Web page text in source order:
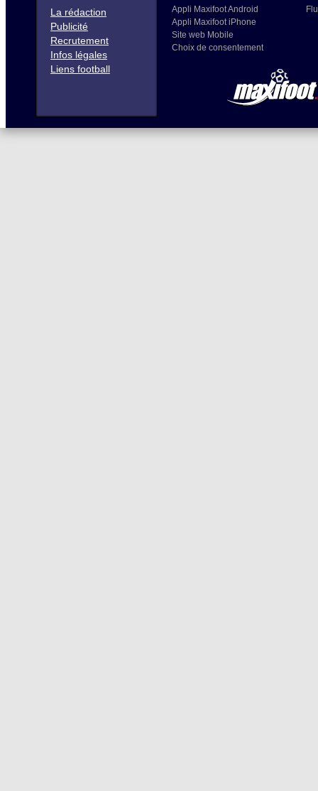
La rédaction
Publicité
Recrutement
Infos légales
Liens football
Appli Maxifoot Android
Appli Maxifoot iPhone
Site web Mobile
Choix de consentement